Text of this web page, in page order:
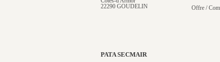
22290 GOUDELIN
Offre /
PATA SECMAIR